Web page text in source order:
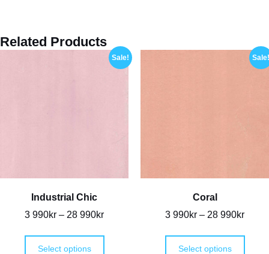
Related Products
Sale!
Industrial Chic
3 990kr – 28 990kr
Select options
Coral
3 990kr – 28 990kr
Select options